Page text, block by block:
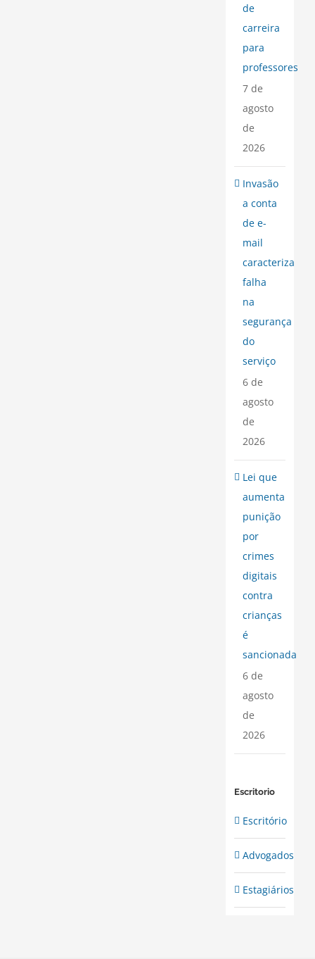
de
carreira
para
professores
7 de
agosto
de
2026
Invasão
a conta
de e-
mail
caracteriza
falha
na
segurança
do
serviço
6 de
agosto
de
2026
Lei que
aumenta
punição
por
crimes
digitais
contra
crianças
é
sancionada
6 de
agosto
de
2026
Escritorio
Escritório
Advogados
Estagiários